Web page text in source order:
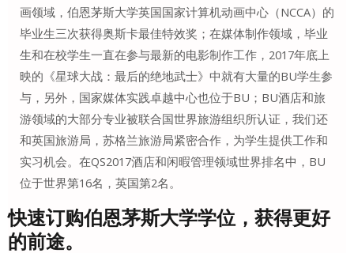
画领域，伯恩茅斯大学英国国家计算机动画中心（NCCA）的
毕业生三次获得奥斯卡最佳特效奖；在媒体制作领域，毕业
生和在校学生一直在参与最新的电影制作工作，2017年底上
映的《星球大战：最后的绝地武士》中就有大量的BU学生参
与，另外，国家媒体实践卓越中心也位于BU；BU酒店和旅
游领域的大部分专业被联合国世界旅游组织所认证，我们还
和英国旅游局，苏格兰旅游局紧密合作，为学生提供工作和
实习机会。在QS2017酒店和闲暇管理领域世界排名中，BU
位于世界第16名，英国第2名。
快速订购伯恩茅斯大学学位，获得更好
的前途。